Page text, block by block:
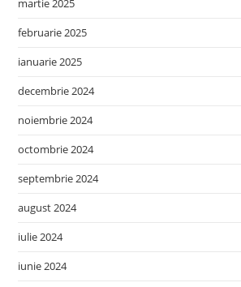
martie 2025
februarie 2025
ianuarie 2025
decembrie 2024
noiembrie 2024
octombrie 2024
septembrie 2024
august 2024
iulie 2024
iunie 2024